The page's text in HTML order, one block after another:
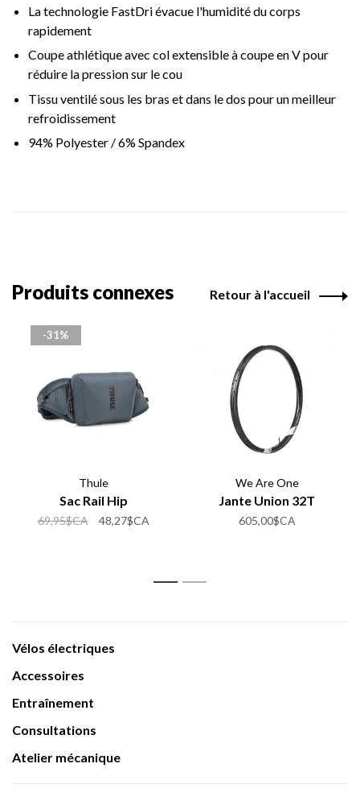
La technologie FastDri évacue l'humidité du corps
rapidement
Coupe athlétique avec col extensible à coupe en V pour
réduire la pression sur le cou
Tissu ventilé sous les bras et dans le dos pour un meilleur
refroidissement
94% Polyester / 6% Spandex
Produits connexes Retour à l'accueil
-31%
Thule
Sac Rail Hip
69,95$CA 48,27$CA
We Are One
Jante Union 32T
605,00$CA
1 2
Vélos électriques
Accessoires
Entraînement
Consultations
Atelier mécanique